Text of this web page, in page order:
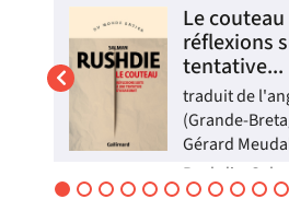
Le couteau
réflexions
tentative...
traduit de
(Grande-
Gérard
Rushdie,
(1947-....).